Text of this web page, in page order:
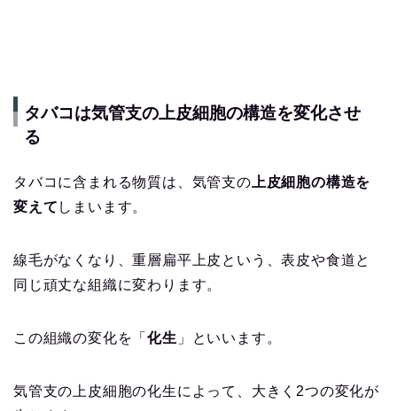
タバコは気管支の上皮細胞の構造を変化させ
る
タバコに含まれる物質は、気管支の 上皮細胞の構造を
変えて しまいます。
線毛がなくなり、重層扁平上皮という、表皮や食道と
同じ頑丈な組織に変わります。
この組織の変化を「化生 」といいます。
気管支の上皮細胞の化生によって、大きく2つの変化が